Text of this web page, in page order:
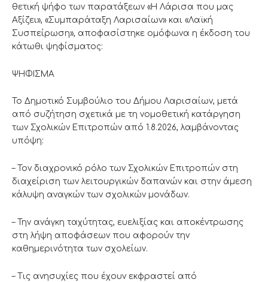
θετική ψήφο των παρατάξεων «Η Λάρισα που μας
Αξίζει», «Συμπαράταξη Λαρισαίων» και «Λαϊκή
Συσπείρωση», αποφασίστηκε ομόφωνα η έκδοση του
κάτωθι ψηφίσματος:
ΨΗΦΙΣΜΑ
Το Δημοτικό Συμβούλιο του Δήμου Λαρισαίων, μετά
από συζήτηση σχετικά με τη νομοθετική κατάργηση
των Σχολικών Επιτροπών από 1.8.2026, λαμβάνοντας
υπόψη:
– Τον διαχρονικό ρόλο των Σχολικών Επιτροπών στη
διαχείριση των λειτουργικών δαπανών και στην άμεση
κάλυψη αναγκών των σχολικών μονάδων.
– Την ανάγκη ταχύτητας, ευελιξίας και αποκέντρωσης
στη λήψη αποφάσεων που αφορούν την
καθημερινότητα των σχολείων.
– Τις ανησυχίες που έχουν εκφραστεί από